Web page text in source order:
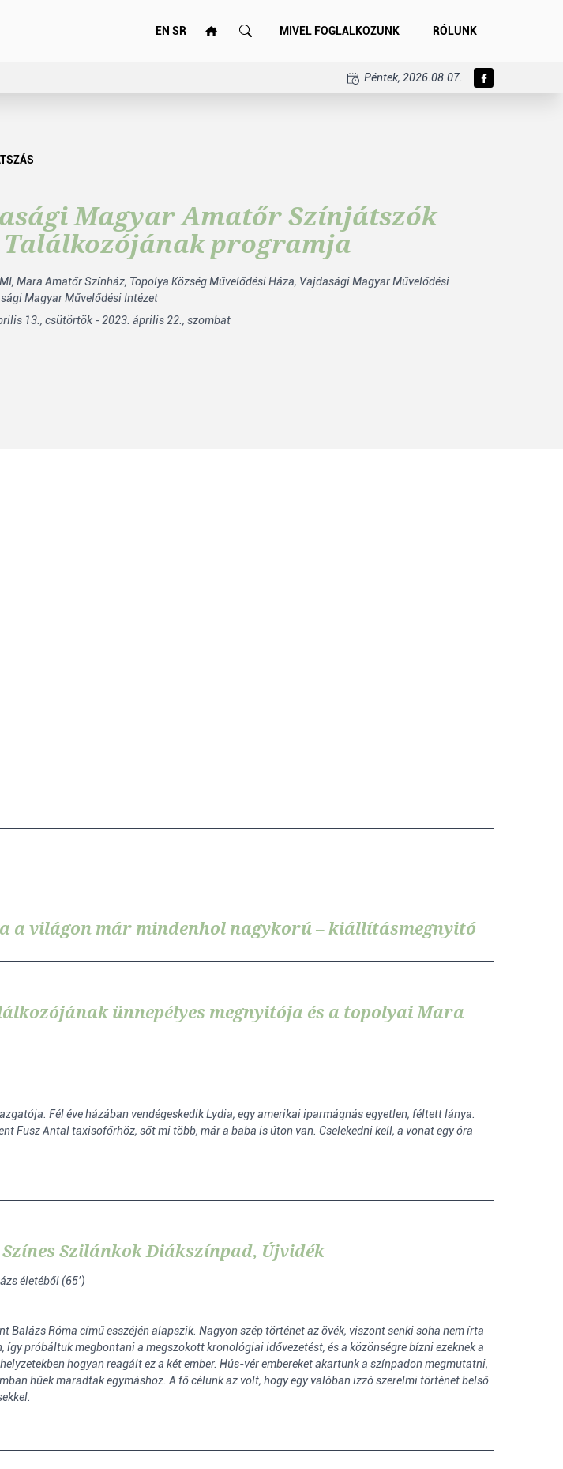
EN SR MIVEL FOGLALKOZUNK RÓLUNK
Péntek, 2026.08.07.
Magyar Amatőr Színjátszók
Találkozójának programja
Mara Amatőr Színház, Topolya Község Művelődési Háza, Vajdasági Magyar Művelődési
Magyar Művelődési Intézet
13., csütörtök - 2023. április 22., szombat
a világon már mindenhol nagykorú – kiállításmegnyitó
ünnepélyes megnyitója és a topolyai Mara
Fél éve házában vendégeskedik Lydia, egy amerikai iparmágnás egyetlen, féltett lánya.
Fusz Antal taxisofőrhöz, sőt mi több, már a baba is úton van. Cselekedni kell, a vonat egy óra
Szilánkok Diákszínpad, Újvidék
életéből (65’)
Balázs Róma című esszéjén alapszik. Nagyon szép történet az övék, viszont senki soha nem írta
próbáltuk megbontani a megszokott kronológiai idővezetést, és a közönségre bízni ezeknek a
hogyan reagált ez a két ember. Hús-vér embereket akartunk a színpadon megmutatni,
hűek maradtak egymáshoz. A fő célunk az volt, hogy egy valóban izzó szerelmi történet belső